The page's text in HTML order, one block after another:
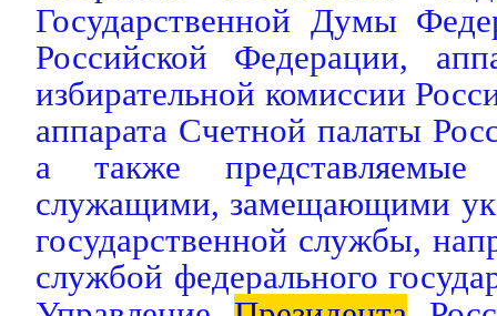
Государственной Думы
Российской Федерации,
избирательной комиссии
аппарата Счетной палаты
а также представляемые
служащими, замещающими
государственной службы,
службой федерального